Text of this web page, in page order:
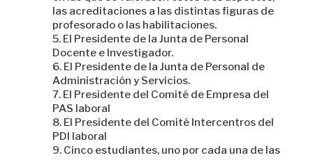
las acreditaciones a las distintas figuras de
profesorado o las habilitaciones.
El Presidente de la Junta de Personal
Docente e Investigador.
El Presidente de la Junta de Personal de
Administración y Servicios.
El Presidente del Comité de Empresa del
PAS laboral
El Presidente del Comité Intercentros del
PDI laboral
Cinco estudiantes, uno por cada una de las